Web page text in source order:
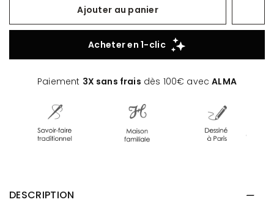
Ajouter au panier
Paiement 3X sans frais dès 100€ avecALMA
DESCRIPTION